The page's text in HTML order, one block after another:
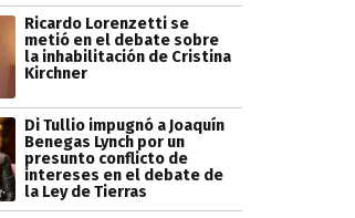
Ricardo Lorenzetti se
metió en el debate sobre
la inhabilitación de Cristina
Kirchner
Di Tullio impugnó a Joaquín
Benegas Lynch por un
presunto conflicto de
intereses en el debate de
la Ley de Tierras